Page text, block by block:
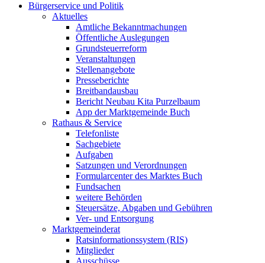
Bürgerservice und Politik
Aktuelles
Amtliche Bekanntmachungen
Öffentliche Auslegungen
Grundsteuerreform
Veranstaltungen
Stellenangebote
Presseberichte
Breitbandausbau
Bericht Neubau Kita Purzelbaum
App der Marktgemeinde Buch
Rathaus & Service
Telefonliste
Sachgebiete
Aufgaben
Satzungen und Verordnungen
Formularcenter des Marktes Buch
Fundsachen
weitere Behörden
Steuersätze, Abgaben und Gebühren
Ver- und Entsorgung
Marktgemeinderat
Ratsinformationssystem (RIS)
Mitglieder
Ausschüsse